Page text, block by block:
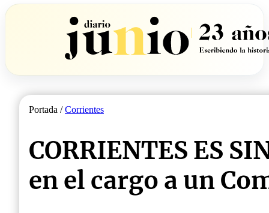
Portada /Corrientes
CORRIENTES ES
en el cargo a un